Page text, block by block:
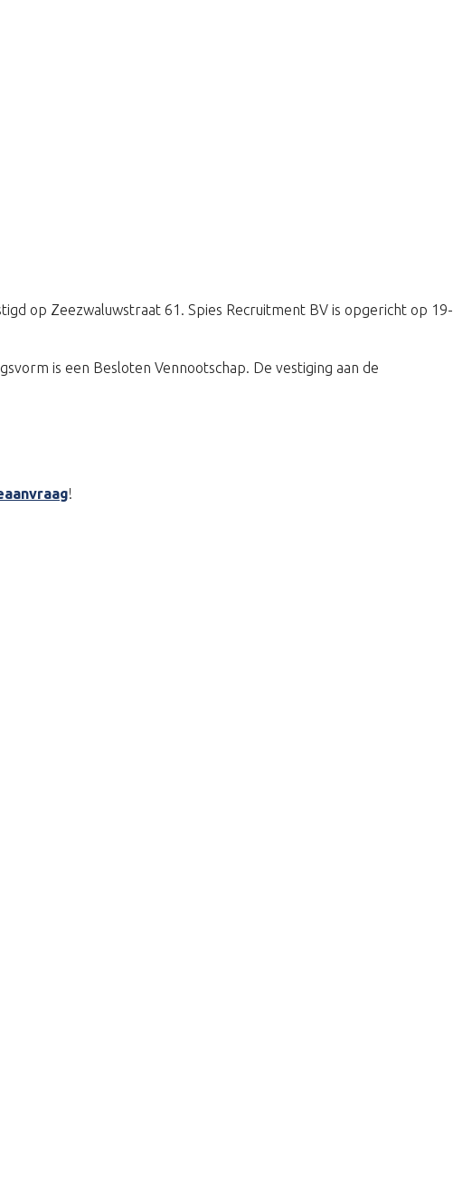
op Zeezwaluwstraat 61. Spies Recruitment BV is opgericht op 19-
is een Besloten Vennootschap. De vestiging aan de
!